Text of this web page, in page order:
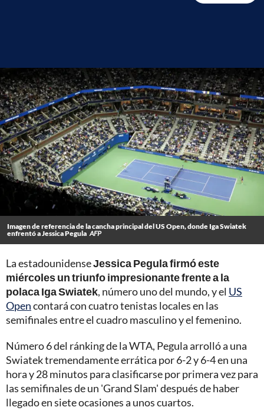
Imagen de referencia de la cancha principal del US Open, donde Iga Swiatek
enfrentó a Jessica Pegula AFP
La estadounidenseJessica Pegula firmó este
miércoles un triunfo impresionante frente a la
polaca Iga Swiatek, número uno del mundo, y el US
Opencontará con cuatro tenistas locales en las
semifinales entre el cuadro masculino y el femenino.
Número 6 del ránking de la WTA, Pegula arrolló a una
Swiatek tremendamente errática por 6-2 y 6-4 en una
hora y 28 minutos para clasificarse por primera vez para
las semifinales de un 'Grand Slam' después de haber
llegado en siete ocasiones a unos cuartos.